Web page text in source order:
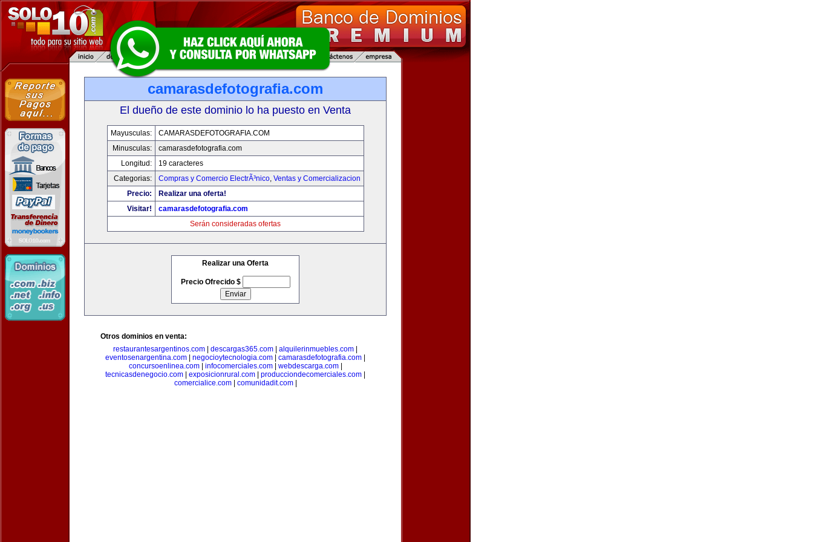
camarasdefotografia.com
El dueño de este dominio lo ha puesto en Venta
Mayusculas:
CAMARASDEFOTOGRAFIA.COM
Minusculas:
camarasdefotografia.com
Longitud:
19 caracteres
Categorias:
Compras y Comercio ElectrÃ³nico, Ventas y Comercializacion
Precio:
Realizar una oferta!
Visitar!
camarasdefotografia.com
Serán consideradas ofertas
Realizar una Oferta
Precio Ofrecido $
Otros dominios en venta:
restaurantesargentinos.com
descargas365.com alquilerinmuebles.com
eventosenargentina.com
negocioytecnologia.com camarasdefotografia.com
concursoenlinea.com| infocomerciales.com| webdescarga.com|
tecnicasdenegocio.com
exposicionrural.com producciondecomerciales.com
comercialice.com| comunidadit.com|